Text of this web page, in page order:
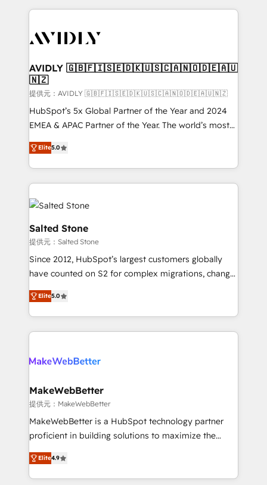
digital agency and an integrator. With over 115
CRM and webdesign (We focus on EMEA - USA
AVIDLY 🇬🇧🇫🇮🇸🇪🇩🇰🇺🇸🇨🇦🇳🇴🇩🇪🇦🇺
🇳🇿
提供元：AVIDLY 🇬🇧🇫🇮🇸🇪🇩🇰🇺🇸🇨🇦🇳🇴🇩🇪🇦🇺🇳🇿
HubSpot’s 5x Global Partner of the Year and 2024
EMEA & APAC Partner of the Year. The world’s most
experienced and fully accredited HubSpot Solutions
Partner. 🚀 With 2,750+ HubSpot projects delivered
and 370+ specialists across EMEA, APAC and NAM,
we de-risk complex CRM programmes and
accelerate ROI across every HubSpot Hub. 🧭 From
multi-region migrations to AI-powered automation,
we turn complexity into clarity, human at global
scale. 🏆 HubSpot’s CEO called us “the partner of the
future.” Others agree it is proof of trust built through
measurable impact.
Elite5.0
Salted Stone
提供元：Salted Stone
Since 2012, HubSpot’s largest customers globally
have counted on S2 for complex migrations, change
management, systems integration, and creative
solutions that deliver measurable impact and
transform brand experiences As one of the few full-
service creative agencies in the HubSpot
winning design to build scalable, globally
marketing campaigns, & RevOps frameworks that
fuel long-term success We connect the entire
customer lifecycle through seamless integrations,
ensure long-term adoption with change-
and service to drive sustainable growth With 6 key
HubSpot accreditations and experience across
Elite5.0
MakeWebBetter
提供元：MakeWebBetter
MakeWebBetter is a HubSpot technology partner
proficient in building solutions to maximize the
operational efficiency of HubSpot. The fastest-
growing tech-enabler & facilitator, MakeWebBetter,
hands you the blend of HubSpot expertise &
Elite4.9